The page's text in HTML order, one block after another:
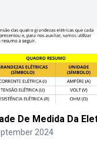
De Medida Da
2024